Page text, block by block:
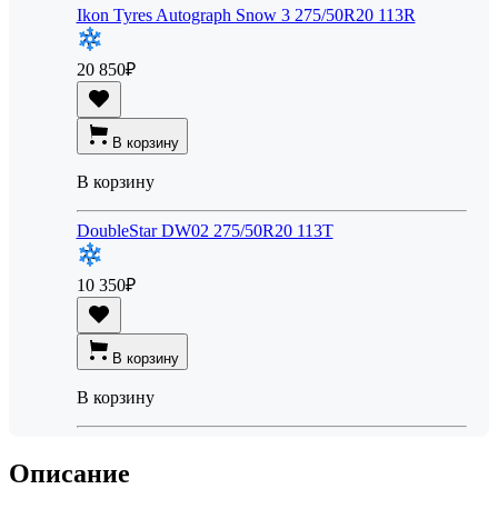
Ikon Tyres Autograph Snow 3 275/50R20 113R
20 850₽
В корзину
В корзину
DoubleStar DW02 275/50R20 113T
10 350₽
В корзину
В корзину
Описание